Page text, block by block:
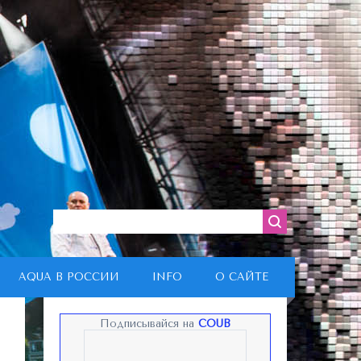
AQUA В РОССИИ INFO О САЙТЕ
Подписывайся наCOUB